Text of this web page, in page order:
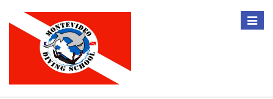
Toggle